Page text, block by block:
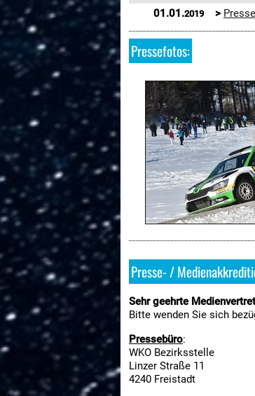
01.01.2019 >
Pressefotos:
Presse- /
Sehr geehrte
Bitte wenden Sie sich
Pressebüro:
WKO Bezirksstelle
Linzer Straße 11
4240 Freistadt